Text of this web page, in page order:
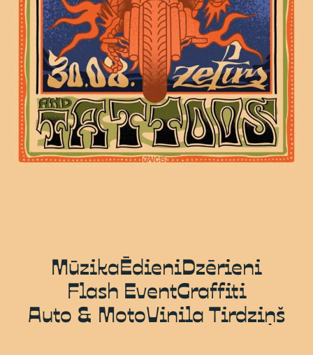
MūzikaĒdieniDzērieni
Flash EventGraffiti
Auto & MotoVinila Tirdziņš